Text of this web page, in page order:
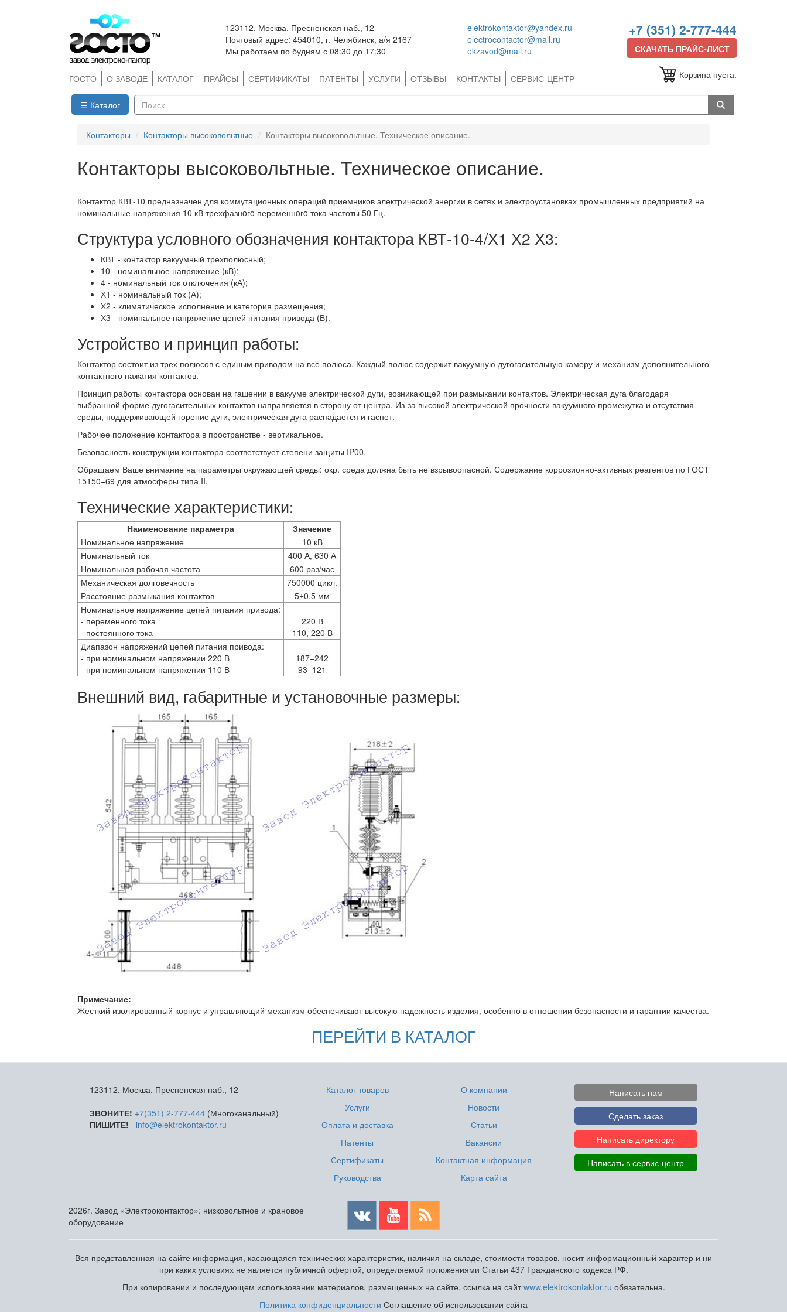
123112, Москва, Пресненская наб., 12
Почтовый адрес: 454010, г. Челябинск, а/я 2167
Мы работаем по будням с 08:30 до 17:30
elektrokontaktor@yandex.ru
electrocontactor@mail.ru
ekzavod@mail.ru
+7 (351) 2-777-444
СКАЧАТЬ ПРАЙС-ЛИСТ
ГОСТО О ЗАВОДЕ КАТАЛОГ ПРАЙСЫ СЕРТИФИКАТЫ ПАТЕНТЫ УСЛУГИ ОТЗЫВЫ КОНТАКТЫ СЕРВИС-ЦЕНТР Корзина пуста.
☰ Каталог
Контакторы
Контакторы высоковольтные Контакторы высоковольтные. Техническое описание.
Контакторы высоковольтные. Техническое описание.
Контактор КВТ-10 предназначен для коммутационных операций приемников электрической энергии в сетях и электроустановках промышленных предприятий на
номинальные напряжения 10 кВ трехфазнoгo переменнoгo тока частоты 50 Гц.
Структура условного обозначения контактора КВТ-10-4/Х1 Х2 Х3:
КВТ - контактор вакуумный трехполюсный;
10 - номинальное напряжение (кВ);
4 - номинальный ток отключения (кА);
Х1 - номинальный ток (А);
Х2 - климатическое исполнение и категория размещения;
Х3 - номинальное напряжение цепей питания привода (В).
Устройство и принцип работы:
Контактор состоит из трех полюсов с единым приводом на все полюса. Каждый полюс содержит вакуумную дугогасительную камеру и механизм дополнительного
контактного нажатия контактов.
Принцип работы контактора основан на гашении в вакууме электрической дуги, возникающей при размыкании контактов. Электрическая дуга благодаря
выбранной форме дугогасительных контактов направляется в сторону от центра. Из-за высокой электрической прочности вакуумного промежутка и отсутствия
среды, поддерживающей горение дуги, электрическая дуга распадается и гаснет.
Рабочее положение контактора в пространстве - вертикальное.
Безопасность конструкции контактора соответствует степени защиты IP00.
Обращаем Ваше внимание на параметры окружающей среды: окр. среда должна быть не взрывоопасной. Содержание коррозионно-активных реагентов по ГОСТ
15150–69 для атмосферы типа II.
Технические характеристики:
Наименование параметра
Значение
Номинальное напряжение
10 кВ
Номинальный ток
400 А, 630 А
Номинальная рабочая частота
600 раз/час
Механическая долговечность
750000 цикл.
Расстояние размыкания контактов
5±0,5 мм
Номинальное напряжение цепей питания привода:
- переменного тока
- постоянного тока
220 В
110, 220 В
Диапазон напряжений цепей питания привода:
- при номинальном напряжении 220 В
- при номинальном напряжении 110 В
187–242
93–121
Внешний вид, габаритные и установочные размеры:
Примечание:
Жесткий изолированный корпус и управляющий механизм обеспечивают высокую надежность изделия, особенно в отношении безопасности и гарантии качества.
ПЕРЕЙТИ В КАТАЛОГ
123112, Москва, Пресненская наб., 12
ЗВОНИТЕ! +7(351) 2-777-444 (Многоканальный)
ПИШИТЕ!
info@elektrokontaktor.ru
Каталог товаров
Услуги
Оплата и доставка
Патенты
Сертификаты
Руководства
О компании
Новости
Статьи
Вакансии
Контактная информация
Карта сайта
Написать нам
Сделать заказ
Написать директору
Написать в сервис-центр
2026г. Завод «Электроконтактор»: низковольтное и крановое
оборудование
Вся представленная на сайте информация, касающаяся технических характеристик, наличия на складе, стоимости товаров, носит информационный характер и ни
при каких условиях не является публичной офертой, определяемой положениями Статьи 437 Гражданского кодекса РФ.
При копировании и последующем использовании материалов, размещенных на сайте, ссылка на сайтwww.elektrokontaktor.ru обязательна.
Политика конфиденциальности Соглашение об использовании сайта